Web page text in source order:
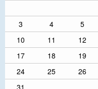
3
4 5
10
11 12
17
18 19
24
25 26
31